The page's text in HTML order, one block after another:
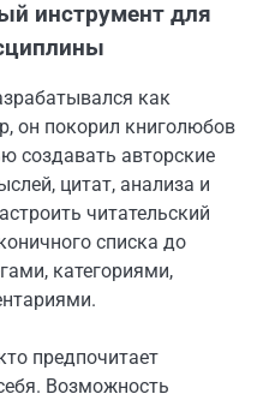
инструмент для
как
он покорил книголюбов
создавать авторские
цитат, анализа и
читательский
списка до
категориями,
предпочитает
Возможность